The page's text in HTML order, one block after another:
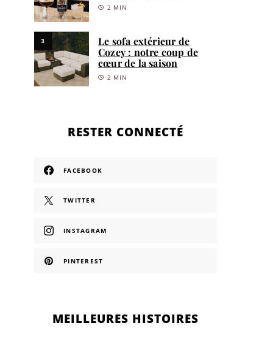
2 MIN
3
Le sofa extérieur de
Cozey : notre coup de
cœur de la saison
2 MIN
RESTER CONNECTÉ
FACEBOOK
TWITTER
INSTAGRAM
PINTEREST
MEILLEURES HISTOIRES